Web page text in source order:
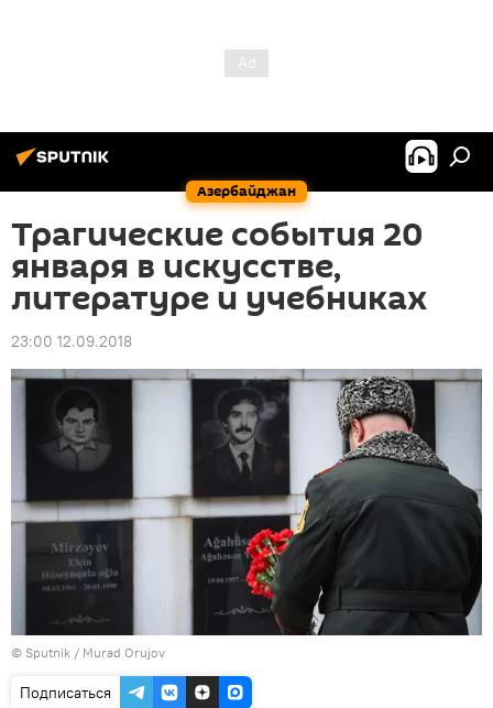
Азербайджан
Трагические события 20
января в искусстве,
литературе и учебниках
23:00 12.09.2018
© Sputnik / Murad Orujov
Подписаться